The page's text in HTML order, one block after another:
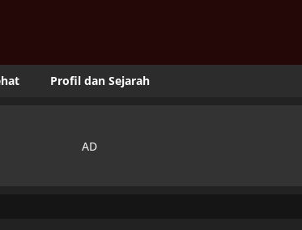
Profil dan Sejarah